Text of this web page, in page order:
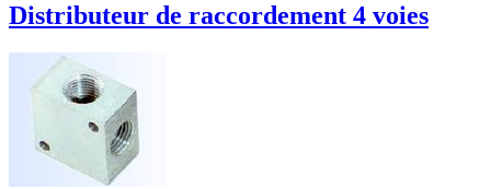
Distributeur de raccordement 4 voies